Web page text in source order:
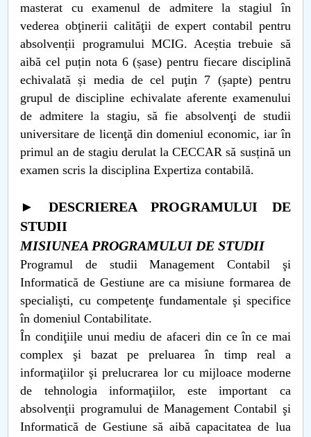
Studenți
Ghiduri pentru STUDENȚI
Relații Publice
Relații Internaționale
PNRR
Proiect SU-ETIC
Protecția datelor personale
UNIVERSITATE pentru comunitate
IOSUD/CSUD-Doctorate
Comisie de etica unversitară
Evenimente CUP
Accesibilitate pentru studenții cu dizabilități
masterat cu examenul de admitere la stagiul în
vederea obţinerii calităţii de expert contabil pentru
absolvenții programului MCIG. Aceștia trebuie să
aibă cel puțin nota 6 (șase) pentru fiecare disciplină
echivalată și media de cel puţin 7 (șapte) pentru
grupul de discipline echivalate aferente examenului
de admitere la stagiu, să fie absolvenţi de studii
universitare de licenţă din domeniul economic, iar în
primul an de stagiu derulat la CECCAR să susțină un
examen scris la disciplina Expertiza contabilă.
► DESCRIEREA PROGRAMULUI DE
STUDII
MISIUNEA PROGRAMULUI DE STUDII
Programul de studii Management Contabil şi
Informatică de Gestiune are ca misiune formarea de
specialişti, cu competenţe fundamentale şi specifice
în domeniul Contabilitate.
În condiţiile unui mediu de afaceri din ce în ce mai
complex şi bazat pe preluarea în timp real a
informaţiilor şi prelucrarea lor cu mijloace moderne
de tehnologia informaţiilor, este important ca
absolvenţii programului de Management Contabil şi
Informatică de Gestiune să aibă capacitatea de lua